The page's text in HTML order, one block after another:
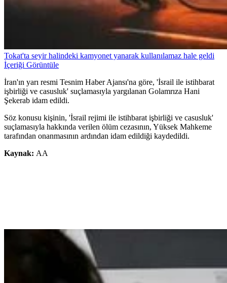
Tokat'ta seyir halindeki kamyonet yanarak kullanılamaz hale geldi
İçeriği Görüntüle
İran'ın yarı resmi Tesnim Haber Ajansı'na göre, 'İsrail ile istihbarat
işbirliği ve casusluk' suçlamasıyla yargılanan Golamrıza Hani
Şekerab idam edildi.
Söz konusu kişinin, 'İsrail rejimi ile istihbarat işbirliği ve casusluk'
suçlamasıyla hakkında verilen ölüm cezasının, Yüksek Mahkeme
tarafından onanmasının ardından idam edildiği kaydedildi.
Kaynak: AA